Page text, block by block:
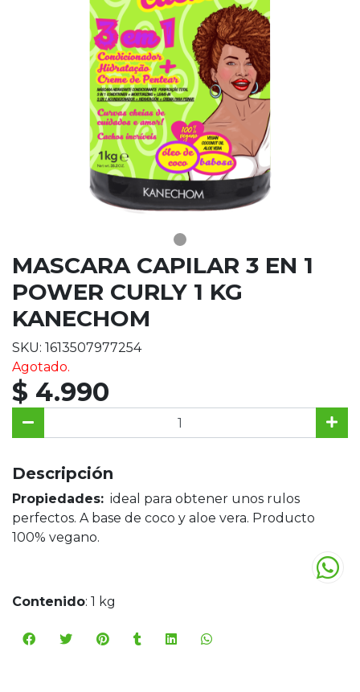
MASCARA CAPILAR 3 EN 1
POWER CURLY 1 KG
KANECHOM
SKU: 1613507977254
Agotado.
$ 4.990
Descripción
Propiedades: ideal para obtener unos rulos
perfectos. A base de coco y aloe vera. Producto
100% vegano.
Contenido: 1 kg